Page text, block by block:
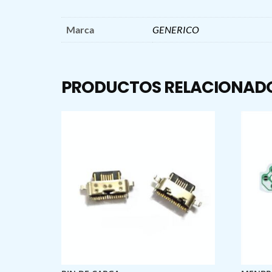
Marca GENERICO
PRODUCTOS